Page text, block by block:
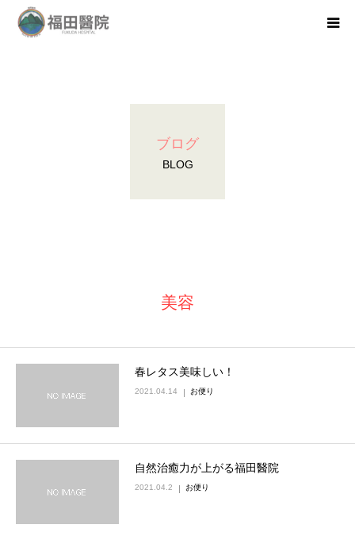
ブログ
BLOG
美容
春レタス美味しい！
2021.04.14 お便り
自然治癒力が上がる福田醫院
2021.04.2 お便り